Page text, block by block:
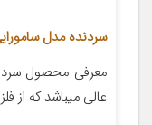
سردنده مدل سامورایی
معرفی محصول
عالی میباشد که از